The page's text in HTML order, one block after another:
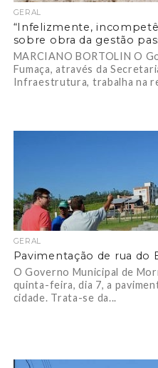
GERAL
“Infelizmente,
sobre obra da gestão
MARCIANO BORTOLIN O
Fumaça, através da
Infraestrutura, trabalha na
GERAL
Pavimentação de rua do
O Governo Municipal de
quinta-feira, dia 7, a
cidade. Trata-se da...